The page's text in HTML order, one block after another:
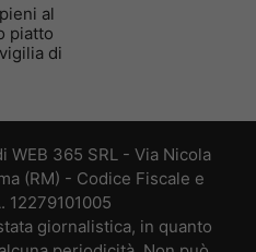
al
piatto
di
365 SRL - Via Nicola
(RM) - Codice Fiscale e
12279101005
giornalistica, in quanto